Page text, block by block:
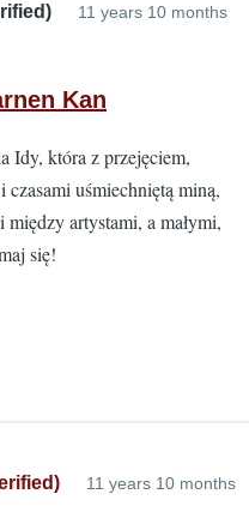
11 years 10 months
Kan
Idy, która z przejęciem,
czasami uśmiechniętą miną,
artystami, a małymi,
się!
11 years 10 months